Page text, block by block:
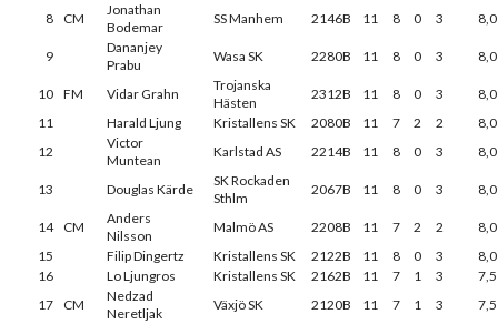
8 CM
Jonathan
Bodemar
SS Manhem 2146B 11 8 0 3 8,0
9
Dananjey
Prabu
Wasa SK 2280B 11 8 0 3 8,0
10 FM Vidar Grahn
Trojanska
Hästen
2312B 11 8 0 3
8,0
11
Harald Ljung Kristallens SK 2080B 11 7 2 2
8,0
12
Victor
Muntean
Karlstad AS 2214B 11 8 0 3 8,0
13 Douglas Kärde
SK Rockaden
Sthlm
2067B 11 8 0 3 8,0
14 CM
Anders
Nilsson
Malmö AS 2208B 11 7 2 2
8,0
15
Filip Dingertz Kristallens SK 2122B 11 8 0 3
8,0
16
Lo Ljungros Kristallens SK 2162B 11 7 1 3
7,5
17
CM
Nedzad
Neretljak
Växjö SK 2120B 11 7 1 3 7,5